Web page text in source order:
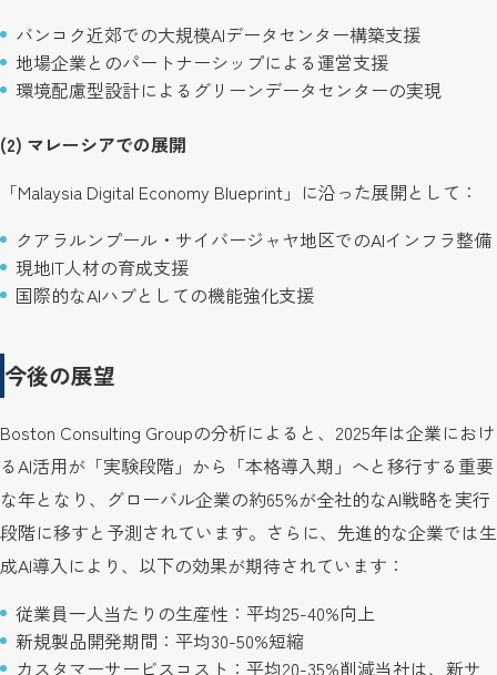
バンコク近郊での大規模AIデータセンター構築支援
地場企業とのパートナーシップによる運営支援
環境配慮型設計によるグリーンデータセンターの実現
(2) マレーシアでの展開
「Malaysia Digital Economy Blueprint」に沿った展開として：
クアラルンプール・サイバージャヤ地区でのAIインフラ整備
現地IT人材の育成支援
国際的なAIハブとしての機能強化支援
今後の展望
Boston Consulting Groupの分析によると、2025年は企業におけ
るAI活用が「実験段階」から「本格導入期」へと移行する重要
な年となり、グローバル企業の約65%が全社的なAI戦略を実行
段階に移すと予測されています。さらに、先進的な企業では生
成AI導入により、以下の効果が期待されています：
従業員一人当たりの生産性：平均25-40%向上
新規製品開発期間：平均30-50%短縮
カスタマーサービスコスト：平均20-35%削減当社は、新サ